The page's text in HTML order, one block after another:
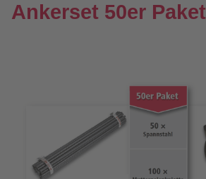
Ankerset 50er Paket